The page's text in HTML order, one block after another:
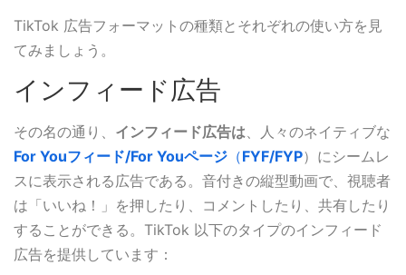
TikTok 広告フォーマットの種類とそれぞれの使い方を見
てみましょう。
インフィード広告
その名の通り、 インフィード広告は、人々のネイティブな
For Youフィード/For Youページ （FYF/FYP）にシームレ
スに表示される広告である。音付きの縦型動画で、視聴者
は「いいね！」を押したり、コメントしたり、共有したり
することができる。TikTok 以下のタイプのインフィード
広告を提供しています：